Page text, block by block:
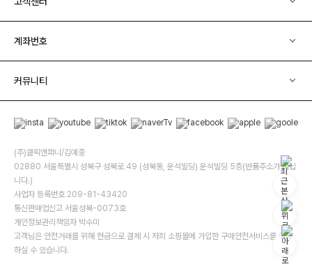
계좌번호
커뮤니티
(주)클릭앤퍼니/김예중
02880 서울특별시 성북구 성북로 49 (성북동, 운석빌딩) 운석빌딩 5층(반품주소가 아닙
니다.)
사업자 등록번호 209-81-43420
통신판매업신고 서울성북-0073호
개인정보관리책임자 박수미
고객님은 안전거래를 위해 현금으로 결제 시 저희 소핑몰에 가입한 구매안전서비스를 이용
하실 수 있습니다.